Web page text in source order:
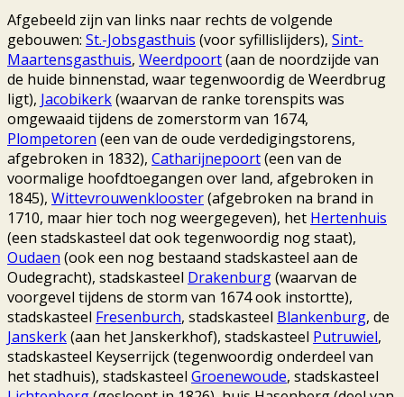
Afgebeeld zijn van links naar rechts de volgende
gebouwen: St.-Jobsgasthuis (voor syfillislijders), Sint-
Maartensgasthuis, Weerdpoort(aan de noordzijde van
de huide binnenstad, waar tegenwoordig de Weerdbrug
ligt), Jacobikerk(waarvan de ranke torenspits was
omgewaaid tijdens de zomerstorm van 1674,
Plompetoren (een van de oude verdedigingstorens,
afgebroken in 1832), Catharijnepoort(een van de
voormalige hoofdtoegangen over land, afgebroken in
1845), Wittevrouwenklooster(afgebroken na brand in
1710, maar hier toch nog weergegeven), het Hertenhuis
(een stadskasteel dat ook tegenwoordig nog staat),
Oudaen (ook een nog bestaand stadskasteel aan de
Oudegracht), stadskasteel Drakenburg(waarvan de
voorgevel tijdens de storm van 1674 ook instortte),
stadskasteel Fresenburch, stadskasteel Blankenburg, de
Janskerk(aan het Janskerkhof), stadskasteel Putruwiel,
stadskasteel Keyserrijck (tegenwoordig onderdeel van
het stadhuis), stadskasteel Groenewoude, stadskasteel